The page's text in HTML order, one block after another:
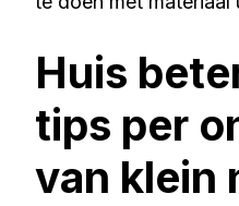
Huis
tips per
van klein